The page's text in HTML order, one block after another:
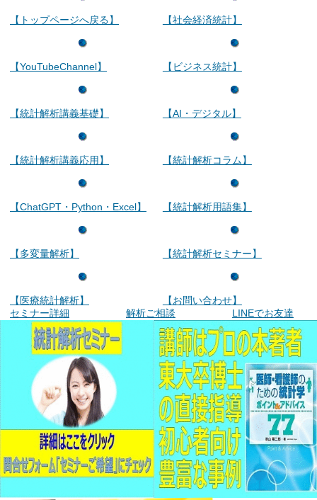
【トップページへ戻る】
【YouTubeChannel】
【統計解析講義基礎】
【統計解析講義応用】
【ChatGPT・Python・Excel】
【多変量解析】
【医療統計解析】
【社会経済統計】
【ビジネス統計】
【AI・デジタル】
【統計解析コラム】
【統計解析用語集】
【統計解析セミナー】
【お問い合わせ】
セミナー詳細
解析ご相談 LINEでお友達